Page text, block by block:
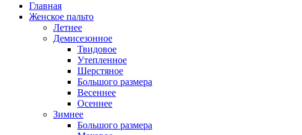
Главная
Женское пальто
Летнее
Демисезонное
Твидовое
Утепленное
Шерстяное
Большого размера
Весеннее
Осеннее
Зимнее
Большого размера